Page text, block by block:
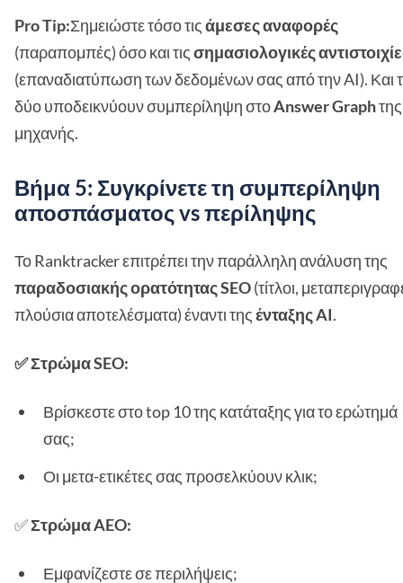
Pro Tip:Σημειώστε τόσο τιςάμεσες αναφορές
(παραπομπές) όσο και τιςσημασιολογικές
(επαναδιατύπωση των δεδομένων σας από την AI). Και
δύο υποδεικνύουν συμπερίληψη στοAnswer Graphτης
μηχανής.
Βήμα 5: Συγκρίνετε τη συμπερίληψη
αποσπάσματος vs περίληψης
Το Ranktracker επιτρέπει την παράλληλη ανάλυση της
παραδοσιακής ορατότητας SEO(τίτλοι,
πλούσια αποτελέσματα) έναντι τηςένταξης AI.
✅ Στρώμα SEO:
Βρίσκεστε στο top 10 της κατάταξης για το ερώτημά
σας;
Οι μετα-ετικέτες σας προσελκύουν κλικ;
✅Στρώμα AEO:
Εμφανίζεστε σε περιλήψεις;